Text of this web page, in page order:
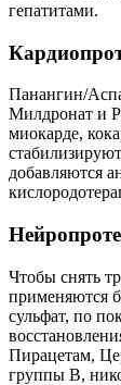
гепатитами.
Панангин/
Милдронат и
миокарде,
добавляются
Чтобы снять
применяются
сульфат, по
Пирацетам,
группы B,